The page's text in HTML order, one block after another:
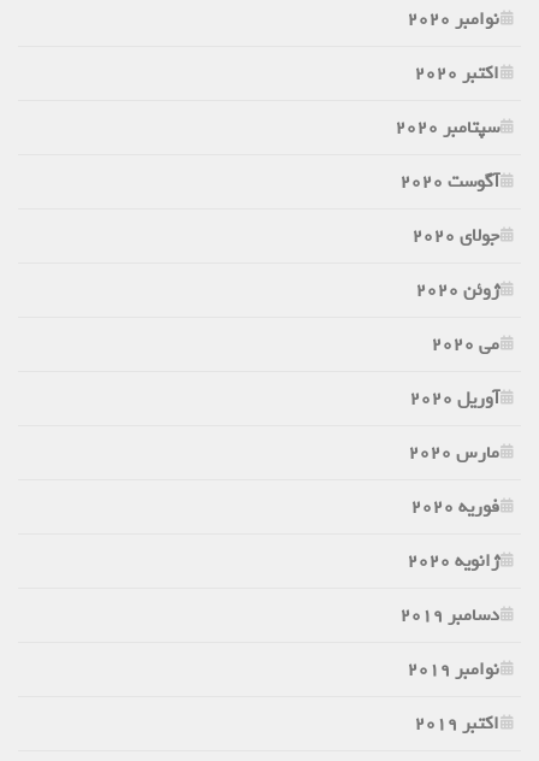
نوامبر 2020
اکتبر 2020
سپتامبر 2020
آگوست 2020
جولای 2020
ژوئن 2020
می 2020
آوریل 2020
مارس 2020
فوریه 2020
ژانویه 2020
دسامبر 2019
نوامبر 2019
اکتبر 2019